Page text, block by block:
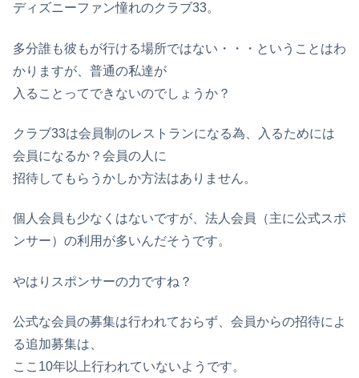
ディズニーファン憧れのクラブ33。
多分誰も彼もが行ける場所ではない・・・ということはわ
かりますが、普通の私達が
入ることってできないのでしょうか？
クラブ33は会員制のレストランになる為、入るためには
会員になるか？会員の人に
招待してもらうかしか方法はありません。
個人会員も少なくはないですが、法人会員（主に公式スポ
ンサー）の利用が多いんだそうです。
やはりスポンサーの力ですね？
公式な会員の募集は行われておらず、会員からの招待によ
る追加募集は、
ここ10年以上行われていないようです。